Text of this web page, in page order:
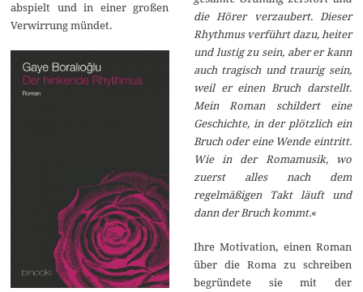
abspielt und in einer großen
Verwirrung mündet.
die Hörer verzaubert. Dieser
Rhythmus verführt dazu, heiter
und lustig zu sein, aber er kann
auch tragisch und traurig sein,
weil er einen Bruch darstellt.
Mein Roman schildert eine
Geschichte, in der plötzlich ein
Bruch oder eine Wende eintritt.
Wie in der Romamusik, wo
zuerst alles nach dem
regelmäßigen Takt läuft und
dann der Bruch kommt.«
Ihre Motivation, einen Roman
über die Roma zu schreiben
begründete sie mit der